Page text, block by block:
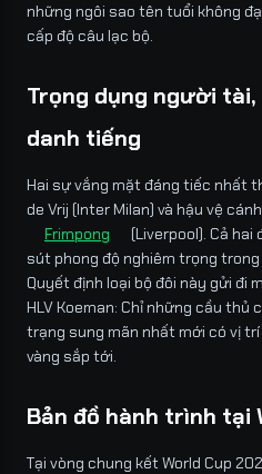
những ngôi sao tên tuổi không
cấp độ câu lạc bộ.
Trọng dụng người tài,
danh tiếng
Hai sự vắng mặt đáng tiếc nhất
de Vrij (Inter Milan) và hậu vệ
Frimpong
(Liverpool). Cả
sút phong độ nghiêm trọng
Quyết định loại bộ đôi này gửi đi
HLV Koeman: Chỉ những cầu thủ
trạng sung mãn nhất mới có vị
vàng sắp tới.
Bản đồ hành trình tại
Tại vòng chung kết World Cup